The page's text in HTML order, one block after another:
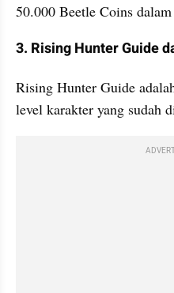
50.000 Beetle Coins
3. Rising Hunter Guide
Rising Hunter Guide
level karakter yang sudah